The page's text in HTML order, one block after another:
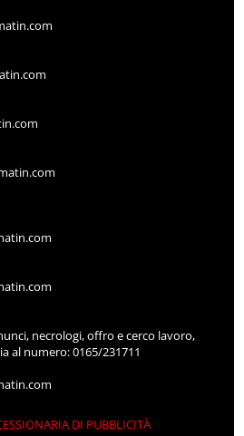
necrologi, offro e cerco lavoro,
al numero: 0165/231711
DI PUBBLICITÀ